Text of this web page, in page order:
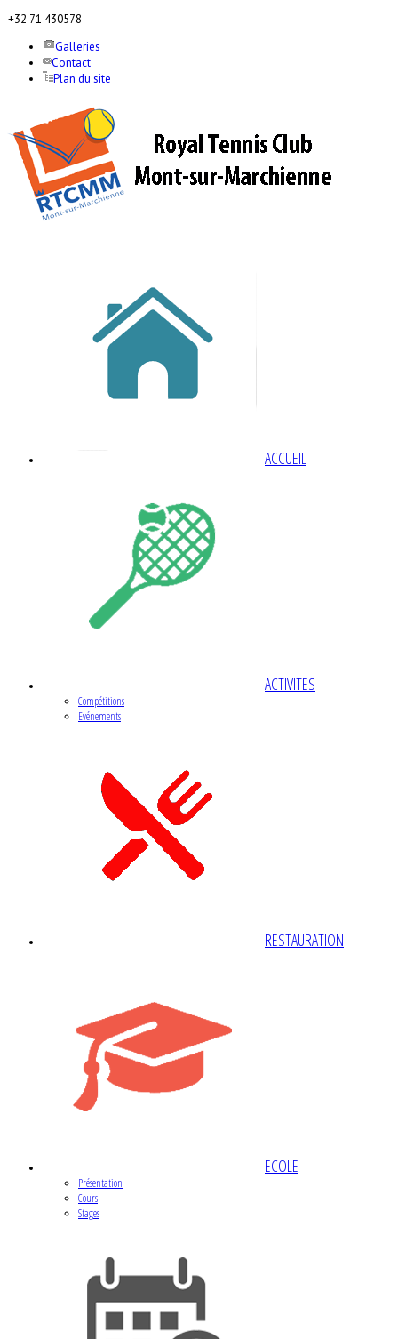
+32 71 430578
Galleries
Contact
Plan du site
ACCUEIL
ACTIVITES
Compétitions
Evénements
RESTAURATION
ECOLE
Présentation
Cours
Stages